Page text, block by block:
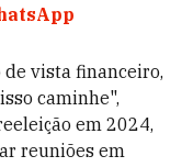
vista financeiro,
caminhe",
em 2024,
reuniões em